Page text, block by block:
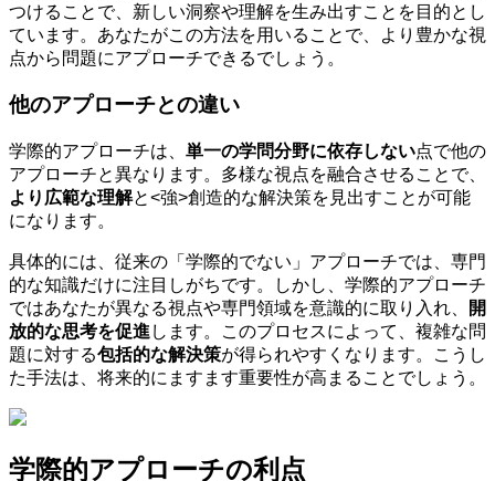
つけることで、新しい洞察や理解を生み出すことを目的とし
ています。あなたがこの方法を用いることで、より豊かな視
点から問題にアプローチできるでしょう。
他のアプローチとの違い
学際的アプローチは、 単一の学問分野に依存しない点で他の
アプローチと異なります。多様な視点を融合させることで、
より広範な理解と<強>創造的な解決策を見出すことが可能
になります。
具体的には、従来の「学際的でない」アプローチでは、専門
的な知識だけに注目しがちです。しかし、学際的アプローチ
ではあなたが異なる視点や専門領域を意識的に取り入れ、
開
放的な思考を促進 します。このプロセスによって、複雑な問
題に対する包括的な解決策が得られやすくなります。こうし
た手法は、将来的にますます重要性が高まることでしょう。
学際的アプローチの利点